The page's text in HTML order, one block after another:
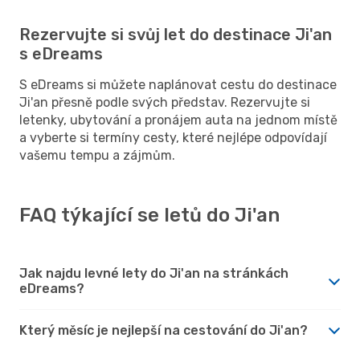
Rezervujte si svůj let do destinace Ji'an
s eDreams
S eDreams si můžete naplánovat cestu do destinace
Ji'an přesně podle svých představ. Rezervujte si
letenky, ubytování a pronájem auta na jednom místě
a vyberte si termíny cesty, které nejlépe odpovídají
vašemu tempu a zájmům.
FAQ týkající se letů do Ji'an
Jak najdu levné lety do Ji'an na stránkách
eDreams?
Který měsíc je nejlepší na cestování do Ji'an?